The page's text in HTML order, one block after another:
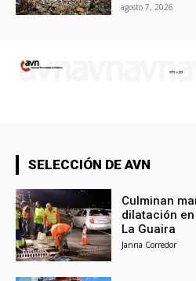
agosto 7, 2026
SELECCIÓN DE AVN
Culminan
dilatación
La Guaira
Janna Corredor